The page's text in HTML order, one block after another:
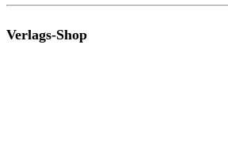
Verlags-Shop